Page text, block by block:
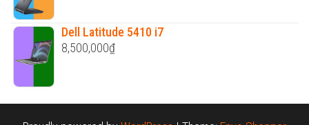
6,900,000₫.
Dell Latitude 5410 i7
8,500,000₫